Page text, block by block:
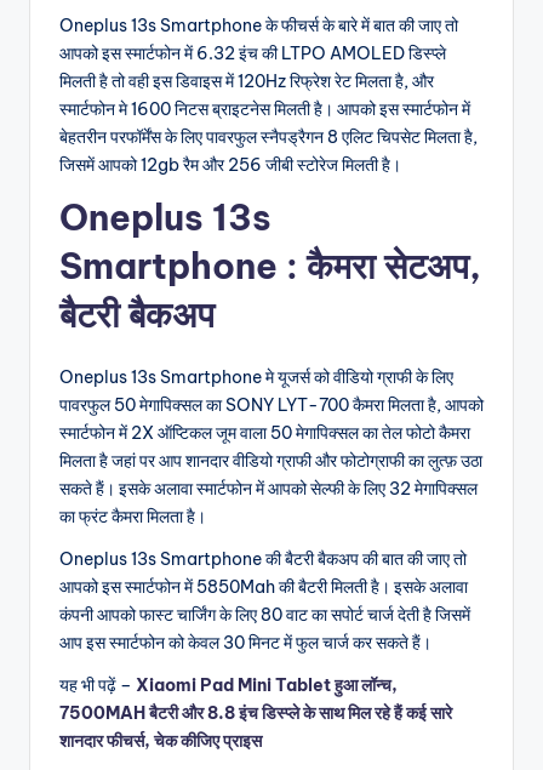
Oneplus 13s Smartphone के फीचर्स के बारे में बात की जाए तो
आपको इस स्मार्टफोन में 6.32 इंच की LTPO AMOLED डिस्प्ले
मिलती है तो वही इस डिवाइस में 120Hz रिफ्रेश रेट मिलता है, और
स्मार्टफोन मे 1600 निटस ब्राइटनेस मिलती है। आपको इस स्मार्टफोन में
बेहतरीन परफॉर्मेंस के लिए पावरफुल स्नैपड्रैगन 8 एलिट चिपसेट मिलता है,
जिसमें आपको 12gb रैम और 256 जीबी स्टोरेज मिलती है।
Oneplus 13s
Smartphone : कैमरा सेटअप,
बैटरी बैकअप
Oneplus 13s Smartphone मे यूजर्स को वीडियो ग्राफी के लिए
पावरफुल 50 मेगापिक्सल का SONY LYT-700 कैमरा मिलता है, आपको
स्मार्टफोन में 2X ऑप्टिकल जूम वाला 50 मेगापिक्सल का तेल फोटो कैमरा
मिलता है जहां पर आप शानदार वीडियो ग्राफी और फोटोग्राफी का लुत्फ़ उठा
सकते हैं। इसके अलावा स्मार्टफोन में आपको सेल्फी के लिए 32 मेगापिक्सल
का फ्रंट कैमरा मिलता है।
Oneplus 13s Smartphone की बैटरी बैकअप की बात की जाए तो
आपको इस स्मार्टफोन में 5850Mah की बैटरी मिलती है। इसके अलावा
कंपनी आपको फास्ट चार्जिंग के लिए 80 वाट का सपोर्ट चार्ज देती है जिसमें
आप इस स्मार्टफोन को केवल 30 मिनट में फुल चार्ज कर सकते हैं।
यह भी पढ़ें – Xiaomi Pad Mini Tablet हुआ लॉन्च,
7500MAH बैटरी और 8.8 इंच डिस्प्ले के साथ मिल रहे हैं कई सारे
शानदार फीचर्स, चेक कीजिए प्राइस